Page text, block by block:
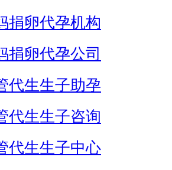
捐卵代孕机构
捐卵代孕公司
代生生子助孕
代生生子咨询
代生生子中心